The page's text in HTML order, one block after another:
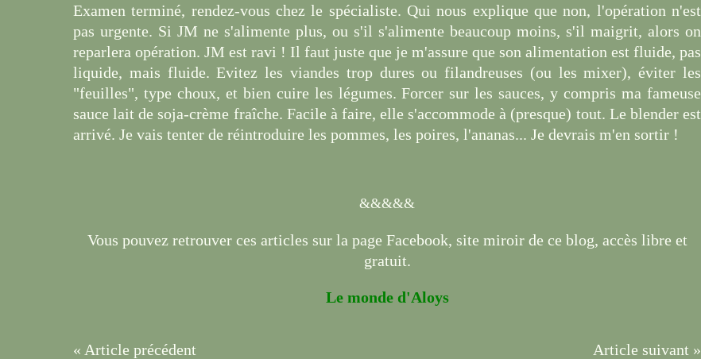
Examen terminé, rendez-vous chez le spécialiste. Qui nous explique que non, l'opération n'est
pas urgente. Si JM ne s'alimente plus, ou s'il s'alimente beaucoup moins, s'il maigrit, alors on
reparlera opération. JM est ravi ! Il faut juste que je m'assure que son alimentation est fluide, pas
liquide, mais fluide. Evitez les viandes trop dures ou filandreuses (ou les mixer), éviter les
"feuilles", type choux, et bien cuire les légumes. Forcer sur les sauces, y compris ma fameuse
sauce lait de soja-crème fraîche. Facile à faire, elle s'accommode à (presque) tout. Le blender est
arrivé. Je vais tenter de réintroduire les pommes, les poires, l'ananas... Je devrais m'en sortir !
&&&&&
Vous pouvez retrouver ces articles sur la page Facebook, site miroir de ce blog, accès libre et
gratuit.
Le monde d'Aloys
« Article précédent Article suivant »